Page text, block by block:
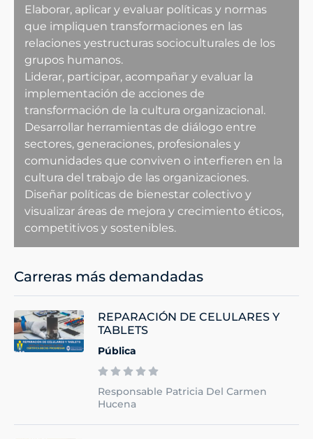
Elaborar, aplicar y evaluar políticas y normas
que impliquen transformaciones en las
relaciones yestructuras socioculturales de los
grupos humanos.
Liderar, participar, acompañar y evaluar la
implementación de acciones de
transformación de la cultura organizacional.
Desarrollar herramientas de diálogo entre
sectores, generaciones, profesionales y
comunidades que conviven o interfieren en la
cultura del trabajo de las organizaciones.
Diseñar políticas de bienestar colectivo y
visualizar áreas de mejora y crecimiento éticos,
competitivos y sostenibles.
Carreras más demandadas
REPARACIÓN DE CELULARES Y
TABLETS
Pública
Responsable Patricia Del Carmen
Hucena